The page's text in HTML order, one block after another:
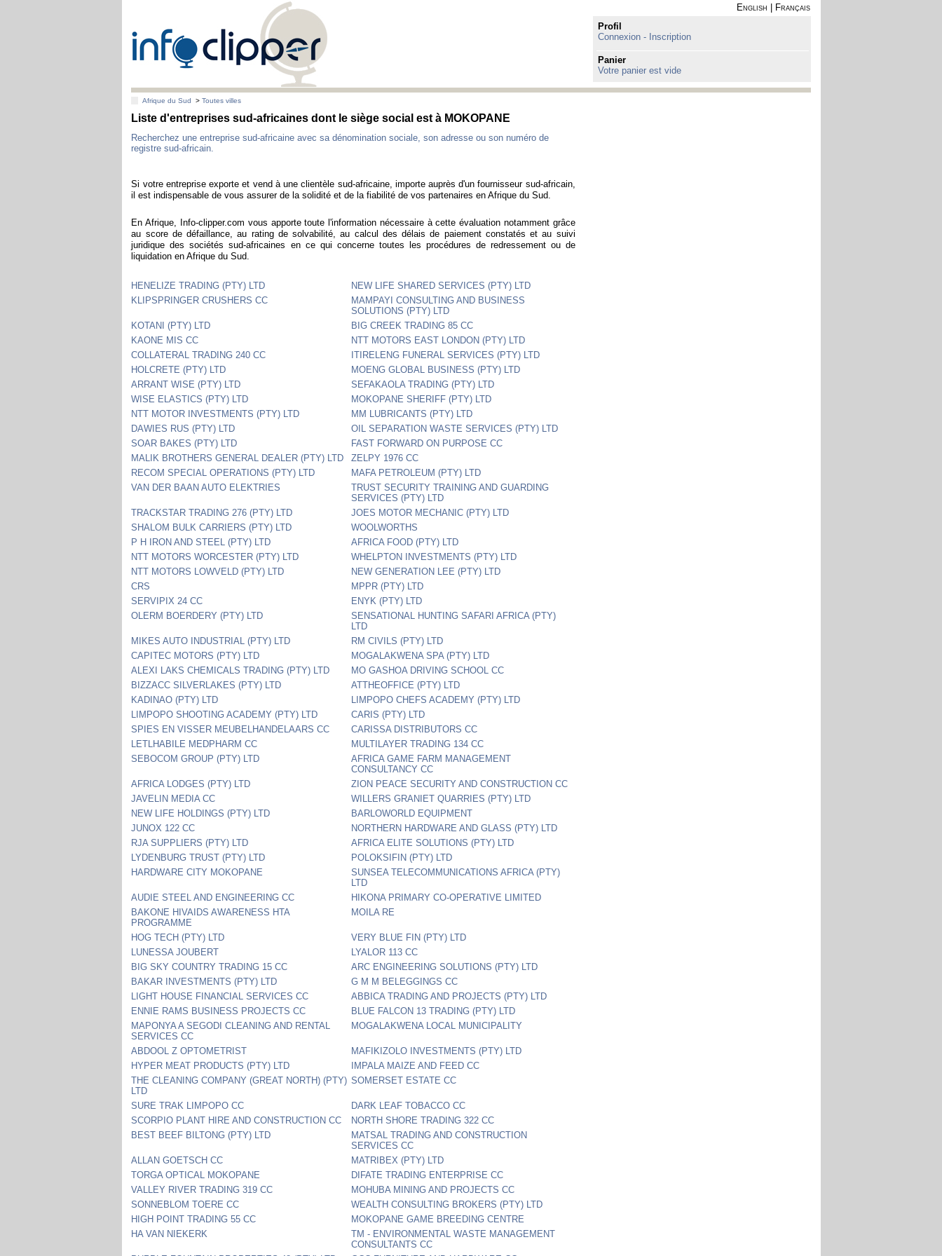
English
Français
Profil
Connexion - Inscription
Panier
Votre panier est vide
Afrique du Sud >Toutes villes
Liste d'entreprises sud-africaines dont le siège social est à MOKOPANE
Recherchez une entreprise sud-africaine avec sa dénomination sociale, son adresse ou son numéro de
registre sud-africain.
Si votre entreprise exporte et vend à une clientèle sud-africaine, importe auprès d'un fournisseur sud-africain,
il est indispensable de vous assurer de la solidité et de la fiabilité de vos partenaires en Afrique du Sud.
En Afrique, Info-clipper.com vous apporte toute l'information nécessaire à cette évaluation notamment grâce
au score de défaillance, au rating de solvabilité, au calcul des délais de paiement constatés et au suivi
juridique des sociétés sud-africaines en ce qui concerne toutes les procédures de redressement ou de
liquidation en Afrique du Sud.
HENELIZE TRADING (PTY) LTD
NEW LIFE SHARED SERVICES (PTY) LTD
KLIPSPRINGER CRUSHERS CC
MAMPAYI CONSULTING AND BUSINESS
SOLUTIONS (PTY) LTD
KOTANI (PTY) LTD
BIG CREEK TRADING 85 CC
KAONE MIS CC
NTT MOTORS EAST LONDON (PTY) LTD
COLLATERAL TRADING 240 CC
ITIRELENG FUNERAL SERVICES (PTY) LTD
HOLCRETE (PTY) LTD
MOENG GLOBAL BUSINESS (PTY) LTD
ARRANT WISE (PTY) LTD
SEFAKAOLA TRADING (PTY) LTD
WISE ELASTICS (PTY) LTD
MOKOPANE SHERIFF (PTY) LTD
NTT MOTOR INVESTMENTS (PTY) LTD
MM LUBRICANTS (PTY) LTD
DAWIES RUS (PTY) LTD
OIL SEPARATION WASTE SERVICES (PTY) LTD
SOAR BAKES (PTY) LTD
FAST FORWARD ON PURPOSE CC
MALIK BROTHERS GENERAL DEALER (PTY) LTD
ZELPY 1976 CC
RECOM SPECIAL OPERATIONS (PTY) LTD
MAFA PETROLEUM (PTY) LTD
VAN DER BAAN AUTO ELEKTRIES
TRUST SECURITY TRAINING AND GUARDING
SERVICES (PTY) LTD
TRACKSTAR TRADING 276 (PTY) LTD
JOES MOTOR MECHANIC (PTY) LTD
SHALOM BULK CARRIERS (PTY) LTD
WOOLWORTHS
P H IRON AND STEEL (PTY) LTD
AFRICA FOOD (PTY) LTD
NTT MOTORS WORCESTER (PTY) LTD
WHELPTON INVESTMENTS (PTY) LTD
NTT MOTORS LOWVELD (PTY) LTD
NEW GENERATION LEE (PTY) LTD
CRS
MPPR (PTY) LTD
SERVIPIX 24 CC
ENYK (PTY) LTD
OLERM BOERDERY (PTY) LTD
SENSATIONAL HUNTING SAFARI AFRICA (PTY)
LTD
MIKES AUTO INDUSTRIAL (PTY) LTD
RM CIVILS (PTY) LTD
CAPITEC MOTORS (PTY) LTD
MOGALAKWENA SPA (PTY) LTD
ALEXI LAKS CHEMICALS TRADING (PTY) LTD
MO GASHOA DRIVING SCHOOL CC
BIZZACC SILVERLAKES (PTY) LTD
ATTHEOFFICE (PTY) LTD
KADINAO (PTY) LTD
LIMPOPO CHEFS ACADEMY (PTY) LTD
LIMPOPO SHOOTING ACADEMY (PTY) LTD
CARIS (PTY) LTD
SPIES EN VISSER MEUBELHANDELAARS CC
CARISSA DISTRIBUTORS CC
LETLHABILE MEDPHARM CC
MULTILAYER TRADING 134 CC
SEBOCOM GROUP (PTY) LTD
AFRICA GAME FARM MANAGEMENT
CONSULTANCY CC
AFRICA LODGES (PTY) LTD
ZION PEACE SECURITY AND CONSTRUCTION CC
JAVELIN MEDIA CC
WILLERS GRANIET QUARRIES (PTY) LTD
NEW LIFE HOLDINGS (PTY) LTD
BARLOWORLD EQUIPMENT
JUNOX 122 CC
NORTHERN HARDWARE AND GLASS (PTY) LTD
RJA SUPPLIERS (PTY) LTD
AFRICA ELITE SOLUTIONS (PTY) LTD
LYDENBURG TRUST (PTY) LTD
POLOKSIFIN (PTY) LTD
HARDWARE CITY MOKOPANE
SUNSEA TELECOMMUNICATIONS AFRICA (PTY)
LTD
AUDIE STEEL AND ENGINEERING CC
HIKONA PRIMARY CO-OPERATIVE LIMITED
BAKONE HIVAIDS AWARENESS HTA
PROGRAMME
MOILA RE
HOG TECH (PTY) LTD
VERY BLUE FIN (PTY) LTD
LUNESSA JOUBERT
LYALOR 113 CC
BIG SKY COUNTRY TRADING 15 CC
ARC ENGINEERING SOLUTIONS (PTY) LTD
BAKAR INVESTMENTS (PTY) LTD
G M M BELEGGINGS CC
LIGHT HOUSE FINANCIAL SERVICES CC
ABBICA TRADING AND PROJECTS (PTY) LTD
ENNIE RAMS BUSINESS PROJECTS CC
BLUE FALCON 13 TRADING (PTY) LTD
MAPONYA A SEGODI CLEANING AND RENTAL
SERVICES CC
MOGALAKWENA LOCAL MUNICIPALITY
ABDOOL Z OPTOMETRIST
MAFIKIZOLO INVESTMENTS (PTY) LTD
HYPER MEAT PRODUCTS (PTY) LTD
IMPALA MAIZE AND FEED CC
THE CLEANING COMPANY (GREAT NORTH) (PTY)
LTD
SOMERSET ESTATE CC
SURE TRAK LIMPOPO CC
DARK LEAF TOBACCO CC
SCORPIO PLANT HIRE AND CONSTRUCTION CC
NORTH SHORE TRADING 322 CC
BEST BEEF BILTONG (PTY) LTD
MATSAL TRADING AND CONSTRUCTION
SERVICES CC
ALLAN GOETSCH CC
MATRIBEX (PTY) LTD
TORGA OPTICAL MOKOPANE
DIFATE TRADING ENTERPRISE CC
VALLEY RIVER TRADING 319 CC
MOHUBA MINING AND PROJECTS CC
SONNEBLOM TOERE CC
WEALTH CONSULTING BROKERS (PTY) LTD
HIGH POINT TRADING 55 CC
MOKOPANE GAME BREEDING CENTRE
HA VAN NIEKERK
TM - ENVIRONMENTAL WASTE MANAGEMENT
CONSULTANTS CC